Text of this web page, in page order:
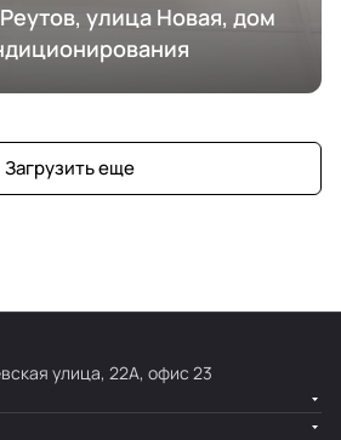
улица Новая, дом
Загрузить еще
улица, 22А, офис 23